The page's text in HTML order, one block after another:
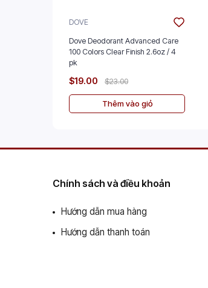
DOVE
Dove Deodorant Advanced Care
100 Colors Clear Finish 2.6oz / 4
pk
$19.00 $23.00
Thêm vào giỏ
Chính sách và điều khoản
Hướng dẫn mua hàng
Hướng dẫn thanh toán